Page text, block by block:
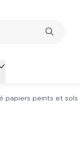
papiers peints et sols